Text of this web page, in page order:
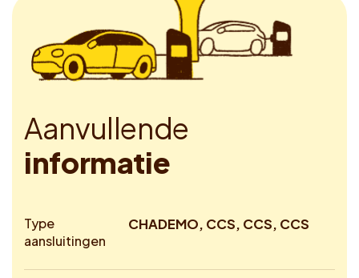
Aanvullende
informatie
Type
aansluitingen
CHADEMO, CCS, CCS, CCS